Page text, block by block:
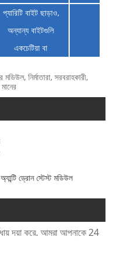
প্যারিটি বাইট ছাড়াও,
অন্যান্য বাইটগুলি
একচেটিয়া বা
নির্মাতারা, সরবরাহকারী,
অ্যান্টি ড্রোন স্টেস্ট মডিউল
দয়া করে. আমরা আপনাকে 24